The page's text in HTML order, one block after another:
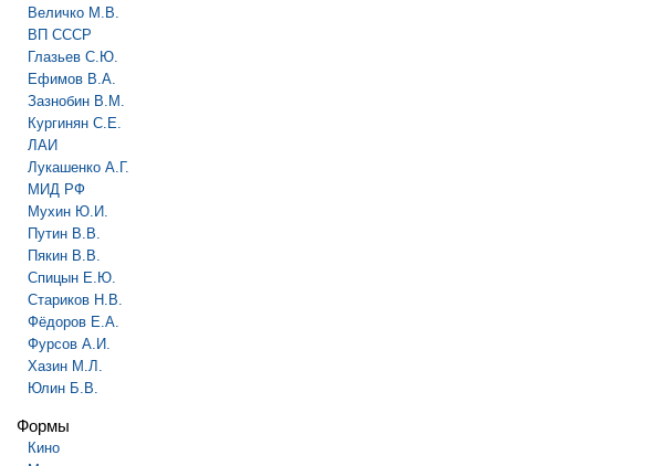
Величко М.В.
ВП СССР
Глазьев С.Ю.
Ефимов В.А.
Зазнобин В.М.
Кургинян С.Е.
ЛАИ
Лукашенко А.Г.
МИД РФ
Мухин Ю.И.
Путин В.В.
Пякин В.В.
Спицын Е.Ю.
Стариков Н.В.
Фёдоров Е.А.
Фурсов А.И.
Хазин М.Л.
Юлин Б.В.
Формы
Кино